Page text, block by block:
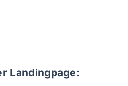
Landingpage: